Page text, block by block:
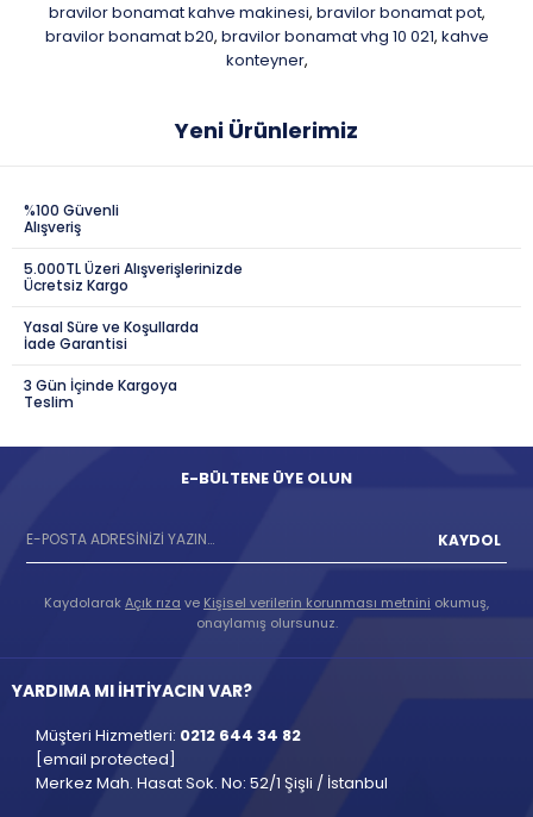
bravilor bonamat kahve makinesi, bravilor bonamat pot,
bravilor bonamat b20, bravilor bonamat vhg 10 021, kahve
konteyner,
Yeni Ürünlerimiz
%100 Güvenli
Alışveriş
5.000TL Üzeri Alışverişlerinizde
Ücretsiz Kargo
Yasal Süre ve Koşullarda
İade Garantisi
3 Gün İçinde Kargoya
Teslim
E-BÜLTENE ÜYE OLUN
KAYDOL
KaydolarakAçık rıza ve Kişisel verilerin korunması metnini okumuş,
onaylamış olursunuz.
YARDIMA MI İHTİYACIN VAR?
Müşteri Hizmetleri: 0212 644 34 82
[email protected]
Merkez Mah. Hasat Sok. No: 52/1 Şişli / İstanbul